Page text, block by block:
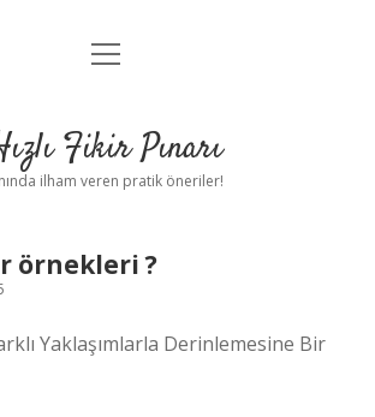
Anasayfa
Yasal Uyarı
menüyü
Fikir Pınarı
ilham veren pratik öneriler!
örnekleri ?
Yaklaşımlarla Derinlemesine Bir